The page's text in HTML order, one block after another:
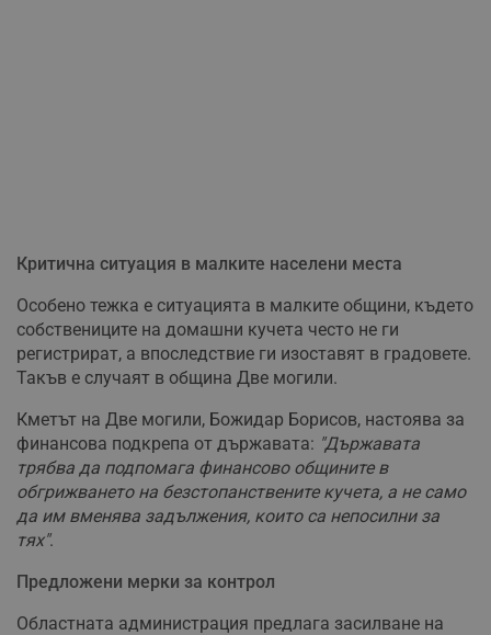
Критична ситуация в малките населени места
Особено тежка е ситуацията в малките общини, където
собствениците на домашни кучета често не ги
регистрират, а впоследствие ги изоставят в градовете.
Такъв е случаят в община Две могили.
Кметът на Две могили, Божидар Борисов, настоява за
финансова подкрепа от държавата: "Държавата
трябва да подпомага финансово общините в
обгрижването на безстопанствените кучета, а не само
да им вменява задължения, които са непосилни за
тях".
Предложени мерки за контрол
Областната администрация предлага засилване на